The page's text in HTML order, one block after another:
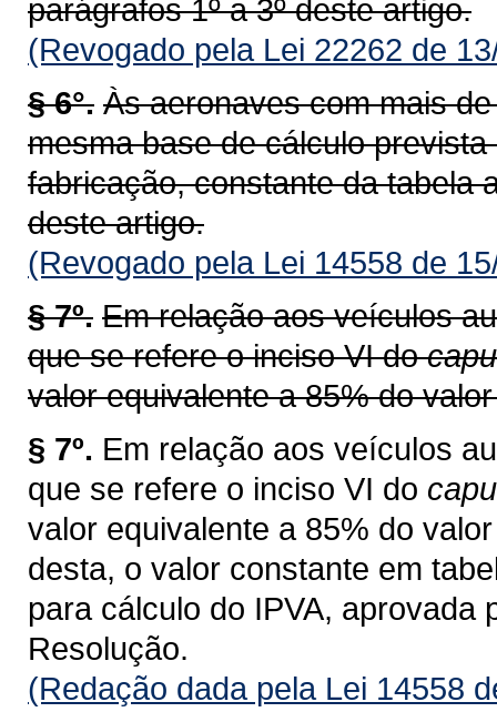
parágrafos 1º a 3º deste artigo.
(Revogado pela Lei 22262 de
§ 6°. Às aeronaves com mais
mesma base de cálculo
fabricação, constante da tabela
deste artigo.
(Revogado pela Lei 14558 de
§ 7º. Em relação aos veículos
que se refere o inciso VI do
valor equivalente a 85% do
§ 7º. Em relação aos veículos
que se refere o inciso VI do
valor equivalente a 85% do
desta, o valor constante em
para cálculo do IPVA, aprovada
Resolução.
(Redação dada pela Lei 14558